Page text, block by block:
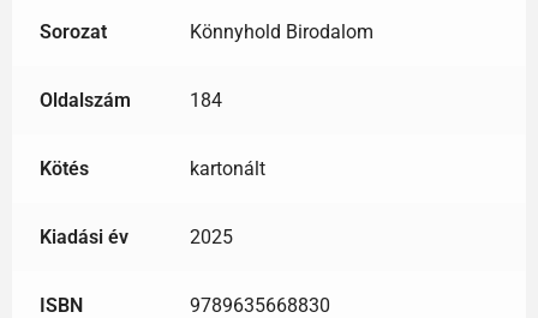
Sorozat Könnyhold Birodalom
Oldalszám 184
Kötés kartonált
Kiadási év 2025
ISBN 9789635668830